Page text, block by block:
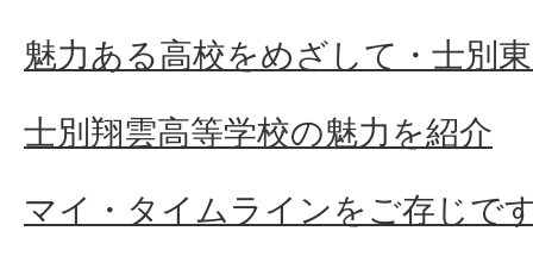
魅力ある高校をめざして・士別
士別翔雲高等学校の魅力を紹介
マイ・タイムラインをご存じで